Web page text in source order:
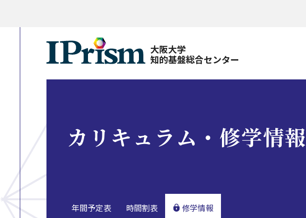
大阪大学
知的基盤総合センター
カリキュラム・修学情報
年間予定表 時間割表 修学情報